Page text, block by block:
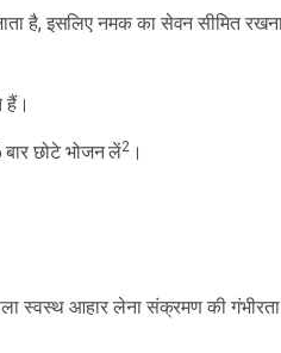
है, इसलिए नमक का सेवन सीमित
हैं।
छोटे भोजन लें2 ।
स्वस्थ आहार लेना संक्रमण की